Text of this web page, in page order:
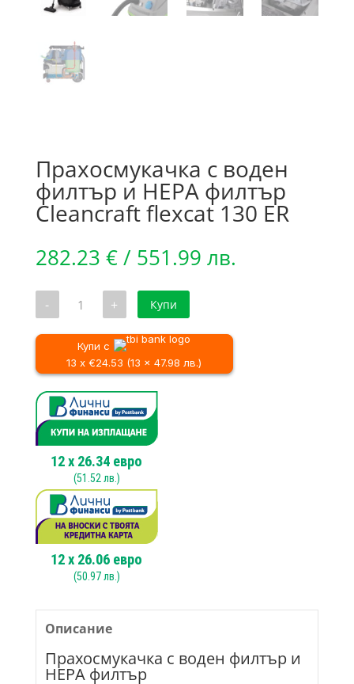
Прахосмукачка с воден
филтър и HEPA филтър
Cleancraft flexcat 130 ER
282.23 €/ 551.99 лв.
- количество
Прахосмукачка
с
воден
филтър
и
филтър
Cleancraft
flexcat
130
ER
+ Купи
Купи с
13 x €24.53 (13 x 47.98 лв.)
12x 26.34 евро
(51.52 лв.)
12x 26.06 евро
(50.97лв.)
Описание
Прахосмукачка с воден филтър и
HEPA филтър